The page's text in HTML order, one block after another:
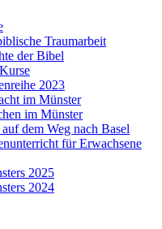
Traumarbeit
der Bibel
2023
im Münster
im Münster
dem Weg nach Basel
für Erwachsene
2025
2024